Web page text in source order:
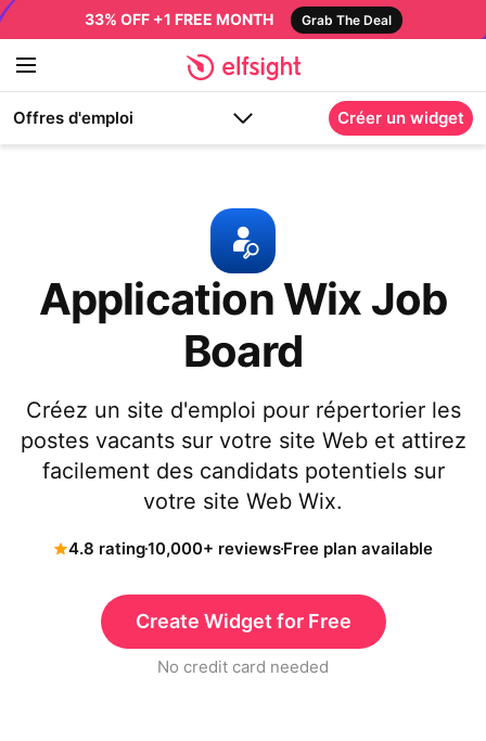
33% OFF +1 FREE MONTH Grab The Deal
Offres d'emploi Créer un widget
Application Wix Job
Board
Créez un site d'emploi pour répertorier les
postes vacants sur votre site Web et attirez
facilement des candidats potentiels sur
votre site Web Wix.
4.8 rating10,000+ reviewsFree plan available
Create Widget for Free
No credit card needed